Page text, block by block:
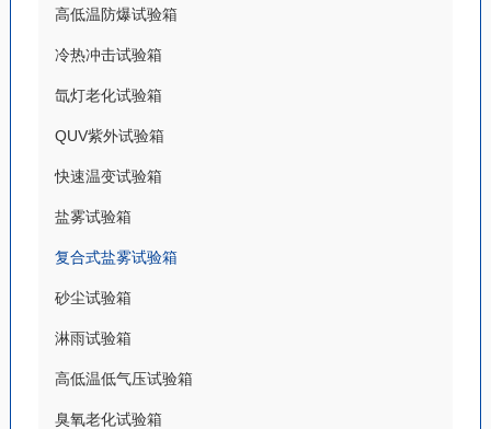
高低温防爆试验箱
冷热冲击试验箱
氙灯老化试验箱
QUV紫外试验箱
快速温变试验箱
盐雾试验箱
复合式盐雾试验箱
砂尘试验箱
淋雨试验箱
高低温低气压试验箱
臭氧老化试验箱